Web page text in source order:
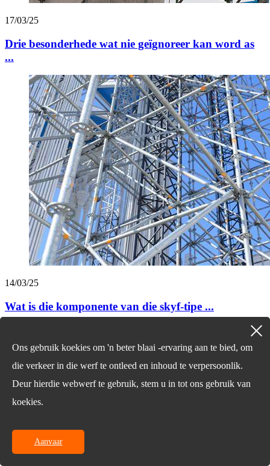
17/03/25
Drie besonderhede wat nie geïgnoreer kan word as
...
14/03/25
Wat is die komponente van die skyf-tipe ...
sal binne 24 uur kontak maak.
ondersoek nou
© Copyright - 2010-2024: Alle regte voorbehou.
French
German
Ons gebruik koekies om 'n beter blaai -ervaring aan te bied, om
die verkeer in die werf te ontleed en inhoud te verpersoonlik.
Deur hierdie webwerf te gebruik, stem u in tot ons gebruik van
koekies.
Aanvaar